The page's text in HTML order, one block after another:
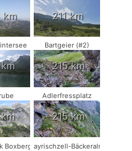
km 211 km
Bartgeier (#2)
215 km
Adlerfressplatz
215 km
BoxbergBayrischzell-Bäckeralm